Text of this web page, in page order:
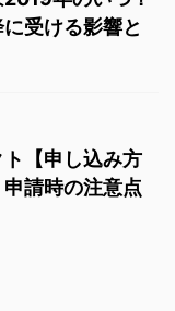
に受ける影響と
【申し込み方
請時の注意点